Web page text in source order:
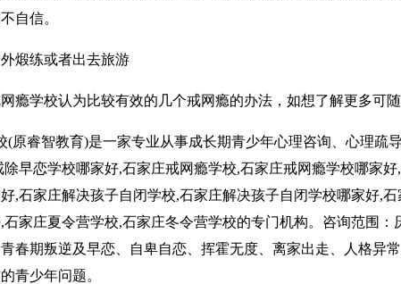
自信。
煅练或者出去旅游
学校认为比较有效的几个戒网瘾的办法，如想了解更多可随
睿智教育)是一家专业从事成长期青少年心理咨询、心理疏
早恋学校哪家好,石家庄戒网瘾学校,石家庄戒网瘾学校哪家
,石家庄解决孩子自闭学校,石家庄解决孩子自闭学校哪家好,
家庄夏令营学校,石家庄冬令营学校的专门机构。咨询范围：
春期叛逆及早恋、自卑自恋、挥霍无度、离家出走、人格异
青少年问题。